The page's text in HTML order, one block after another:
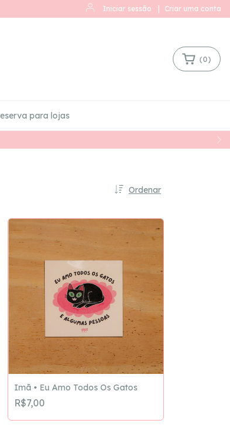
Iniciar sessão Criar uma conta
(0)
para lojas
Ordenar
Imã • Eu Amo Todos Os Gatos
R$7,00